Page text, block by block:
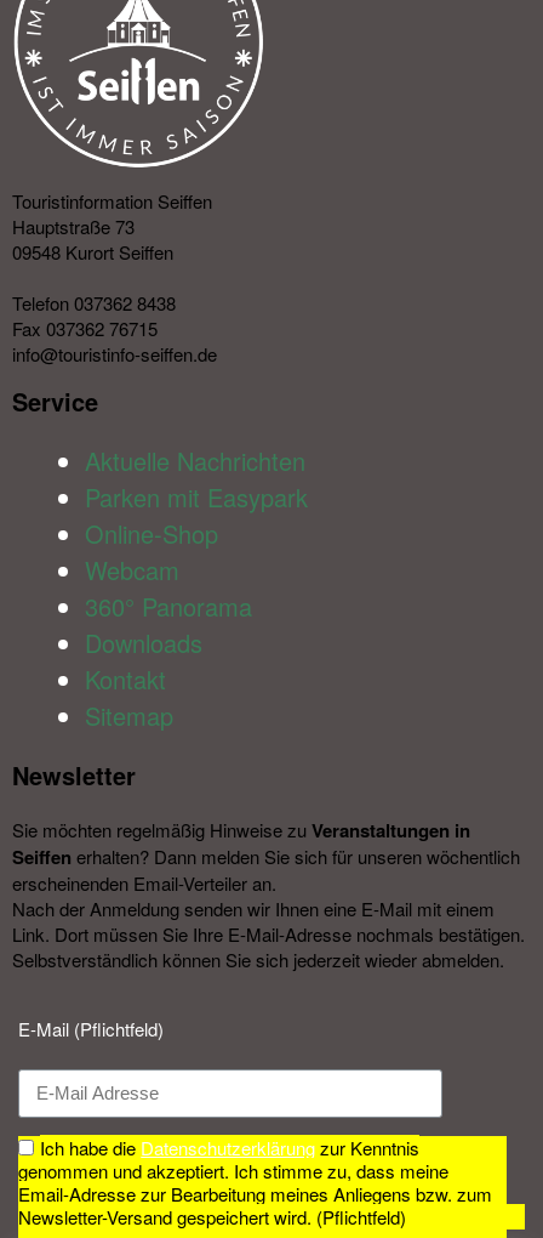
Touristinformation Seiffen
Hauptstraße 73
09548 Kurort Seiffen
Telefon 037362 8438
Fax 037362 76715
info@touristinfo-seiffen.de
Service​
Aktuelle Nachrichten
Parken mit Easypark
Online-Shop
Webcam
360° Panorama
Downloads
Kontakt
Sitemap
Newsletter​
Sie möchten regelmäßig Hinweise zu Veranstal­tungen in
Seiffen erhalten? Dann melden Sie sich für unseren wöchentlich
erscheinenden Email-Verteiler an.
Nach der Anmeldung senden wir Ihnen eine E-Mail mit einem
Link. Dort müssen Sie Ihre E-Mail-Adresse nochmals bestätigen.
Selbstverständlich können Sie sich jederzeit wieder abmelden.​
E-Mail (Pflichtfeld)
Ich habe die Datenschutzerklärungzur Kenntnis
genommen und akzeptiert. Ich stimme zu, dass meine
Email-Adresse zur Bearbeitung meines Anliegens bzw. zum
Newsletter-Versand gespeichert wird. (Pflichtfeld)